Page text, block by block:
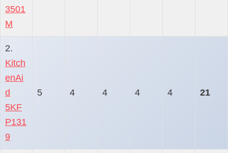
3501
M
2.
Kitch
enAi
d
5KF
P131
9
5 4 4 4 4 21